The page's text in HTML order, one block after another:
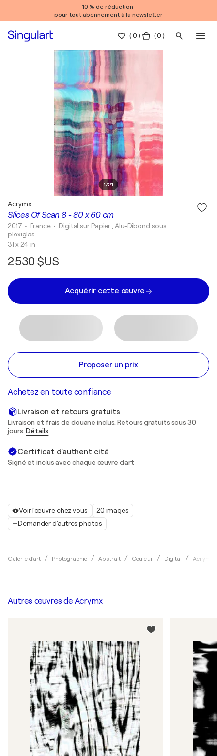
10 % de réduction
pour tout abonnement à la newsletter
(0 ) ( 0 )
1/21
Voir l'œuvre chez vous
20 images
Demander d'autres photos
Galerie d'art Photographie Abstrait Couleur Digital Acrymx
Slices Of Scan 8 - 80 x 60 cm
Acrymx
2017 • France • Digital sur Papier , Alu-Dibond sous
plexiglas
31 x 24 in
2 530 $US
Acquérir cette œuvre
Proposer un prix
Achetez en toute confiance
Livraison et retours gratuits
Livraison et frais de douane inclus. Retours gratuits sous 30
jours.Détails
Certificat d'authenticité
Signé et inclus avec chaque œuvre d'art
Autres œuvres de Acrymx